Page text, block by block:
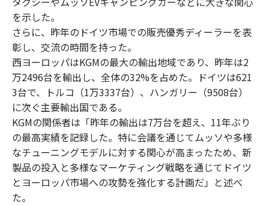
を示した。
さらに、昨年のドイツ市場での販売優秀ディーラーを表
彰し、交流の時間を持った。
西ヨーロッパはKGMの最大の輸出地域であり、昨年は2
万2496台を輸出し、全体の32%を占めた。ドイツは621
3台で、トルコ（1万3337台）、ハンガリー（9508台）
に次ぐ主要輸出国である。
KGMの関係者は「昨年の輸出は7万台を超え、11年ぶり
の最高実績を記録した。特に会議を通じてムッソや多様
なチューニングモデルに対する関心が高まったため、新
製品の投入と多様なマーケティング戦略を通じてドイツ
とヨーロッパ市場への攻勢を強化する計画だ」と述べ
た。